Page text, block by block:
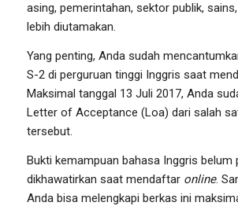
asing, pemerintahan, sektor publik,
lebih diutamakan.
Yang penting, Anda sudah
S-2 di perguruan tinggi Inggris saat
Maksimal tanggal 13 Juli 2017, Anda
Letter of Acceptance (Loa) dari salah
tersebut.
Bukti kemampuan bahasa Inggris belum
dikhawatirkan saat mendaftar online.
Anda bisa melengkapi berkas ini